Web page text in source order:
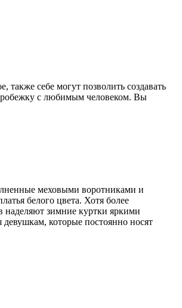
себе могут позволить создавать
с любимым человеком. Вы
меховыми воротниками и
белого цвета. Хотя более
наделяют зимние куртки яркими
которые постоянно носят